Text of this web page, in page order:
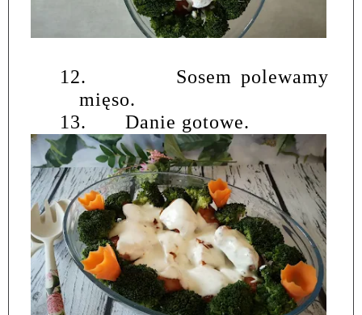
12.
Sosem polewamy
mięso.
13.
Danie gotowe.